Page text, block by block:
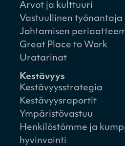
Arvot ja kulttuuri
Vastuullinen työnantaja
Johtamisen
Great Place to Work
Uratarinat
Kestävyys
Kestävyysstrategia
Kestävyysraportit
Ympäristövastuu
Henkilöstömme ja
hyvinvointi